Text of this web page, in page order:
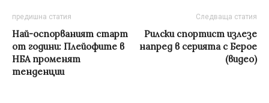
предишна статия
Най-оспорваният старт
от години: Плейофите в
НБА променят
тенденции
Следваща статия
Рилски спортист излезе
напред в серията с Берое
(видео)